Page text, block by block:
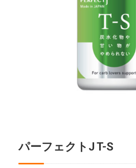
パーフェクトJ T-S